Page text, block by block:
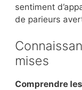
sentiment
de parieurs
mises
Comprendre